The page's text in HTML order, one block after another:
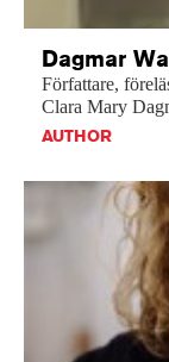
Dagmar
Författare,
Clara Mary
AUTHOR